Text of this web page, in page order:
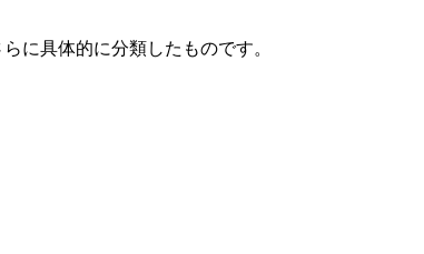
に具体的に分類したものです。